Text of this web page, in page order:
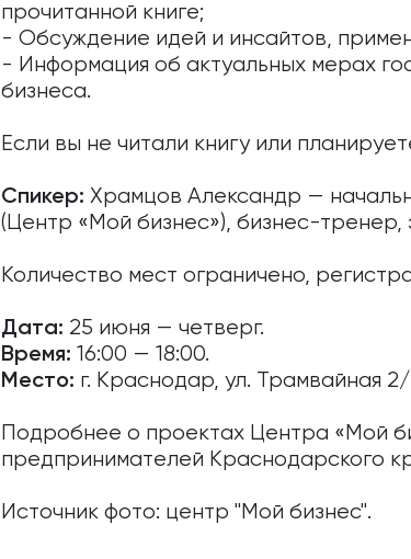
прочитанной книге;
- Обсуждение идей и инсайтов,
- Информация об актуальных мерах
бизнеса.
Если вы не читали книгу или
Спикер: Храмцов Александр —
(Центр «Мой бизнес»), бизнес-тренер,
Количество мест ограничено,
Дата: 25 июня — четверг.
Время: 16:00 — 18:00.
Место: г. Краснодар, ул. Трамвайная
Подробнее о проектах Центра «Мой
предпринимателей Краснодарского
Источник фото: центр "Мой бизнес".